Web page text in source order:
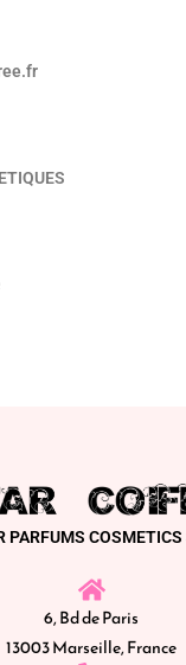
PARFUMS COSMETICS
6, Bd de Paris
13003 Marseille, France